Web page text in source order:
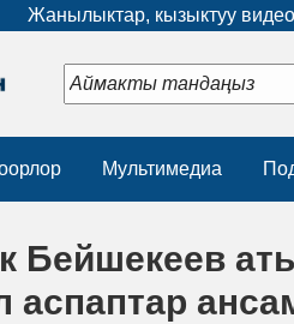
Жанылыктар, кызыктуу
Мультимедиа
Бейшекеев
аспаптар